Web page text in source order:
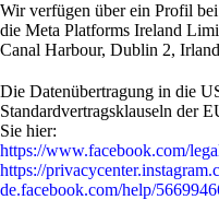
Wir verfügen über ein Profil
die Meta Platforms Ireland
Canal Harbour, Dublin 2,
Die Datenübertragung in die
Standardvertragsklauseln der
Sie hier:
https://www.facebook.com/
https://
de.facebook.com/help/